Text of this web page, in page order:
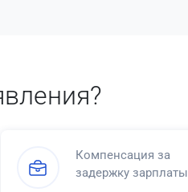
Компенсация за
задержку зарплаты